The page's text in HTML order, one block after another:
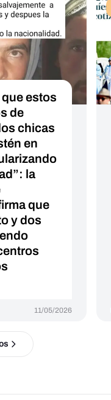
estos
de
chicas
en
la
que
y dos
11/05/2026